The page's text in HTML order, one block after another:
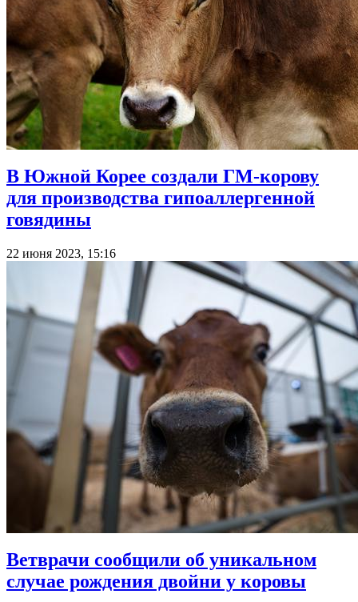
В Южной Корее создали ГМ-корову
для производства гипоаллергенной
говядины
22 июня 2023, 15:16
Ветврачи сообщили об уникальном
случае рождения двойни у коровы